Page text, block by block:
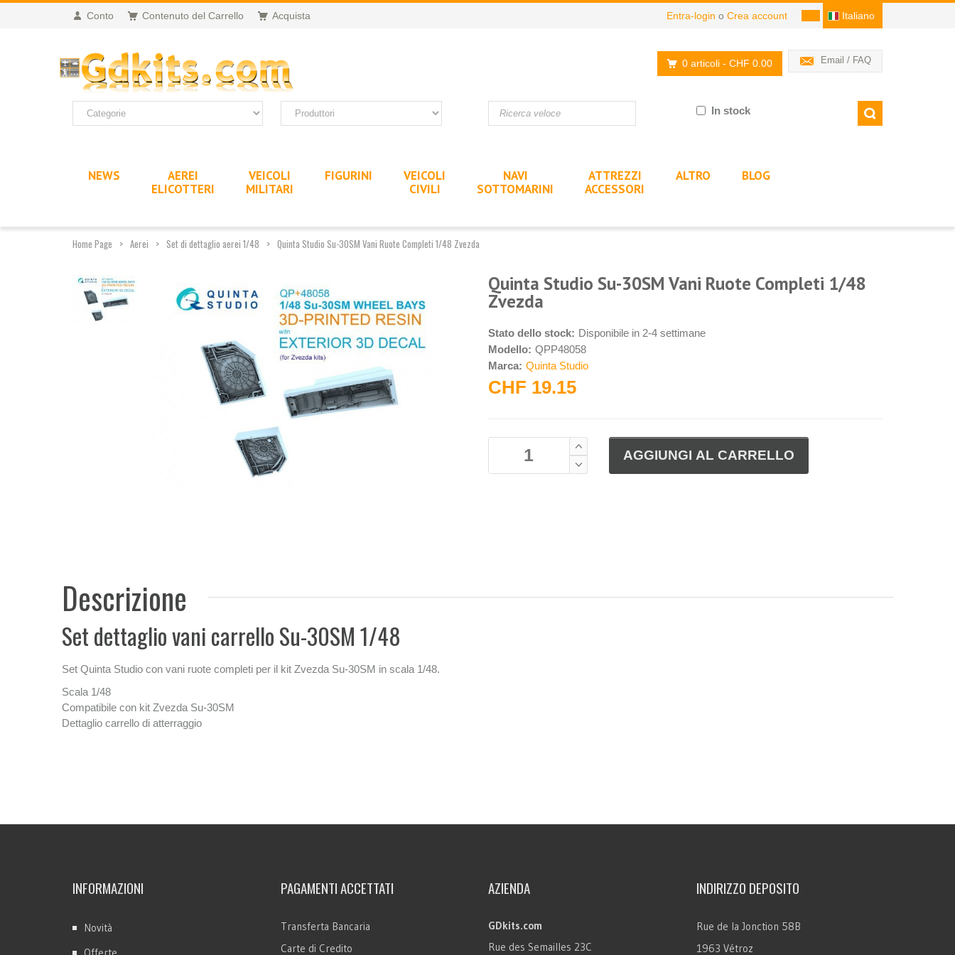
Conto Contenuto del Carrello Acquista Italiano
Entra-login o Crea account
Email / FAQ
0 articoli - CHF 0.00
In stock
NEWS
AEREI
ELICOTTERI
VEICOLI
MILITARI
FIGURINI
VEICOLI
CIVILI
NAVI
SOTTOMARINI
ATTREZZI
ACCESSORI
ALTRO BLOG
Home Page Aerei Set di dettaglio aerei 1/48 Quinta Studio Su-30SM Vani Ruote Completi 1/48 Zvezda
Quinta Studio Su-30SM Vani Ruote Completi 1/48
Zvezda
Stato dello stock: Disponibile in 2-4 settimane
Modello: QPP48058
Marca: Quinta Studio
CHF 19.15
Descrizione
Set dettaglio vani carrello Su-30SM 1/48
Set Quinta Studio con vani ruote completi per il kit Zvezda Su-30SM in scala 1/48.
Scala 1/48
Compatibile con kit Zvezda Su-30SM
Dettaglio carrello di atterraggio
INFORMAZIONI
Novità
PAGAMENTI ACCETTATI
Transferta Bancaria
Carte di Credito
AZIENDA
GDkits.com
Rue des Semailles 23C
INDIRIZZO DEPOSITO
Rue de la Jonction 58B
1963 Vétroz